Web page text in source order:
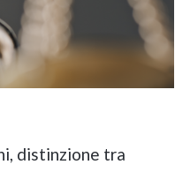
distinzione tra